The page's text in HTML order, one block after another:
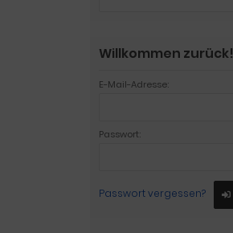
Willkommen zurück!
E-Mail-Adresse:
Passwort:
Passwort vergessen?